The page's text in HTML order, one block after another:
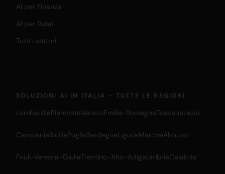
AI per Finanza
AI per Retail
Tutti i settori →
SOLUZIONI AI IN ITALIA - TUTTE LE REGIONI
LombardiaPiemonteVenetoEmilia-RomagnaToscanaLazio
CampaniaSiciliaPugliaSardegnaLiguriaMarcheAbruzzo
Friuli-Venezia-GiuliaTrentino-Alto-AdigeUmbriaCalabria